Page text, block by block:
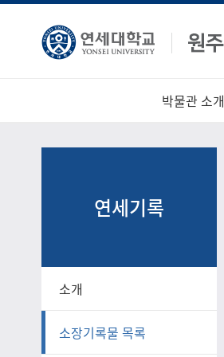
박물관 소개
연세기록
소개
소장기록물 목록